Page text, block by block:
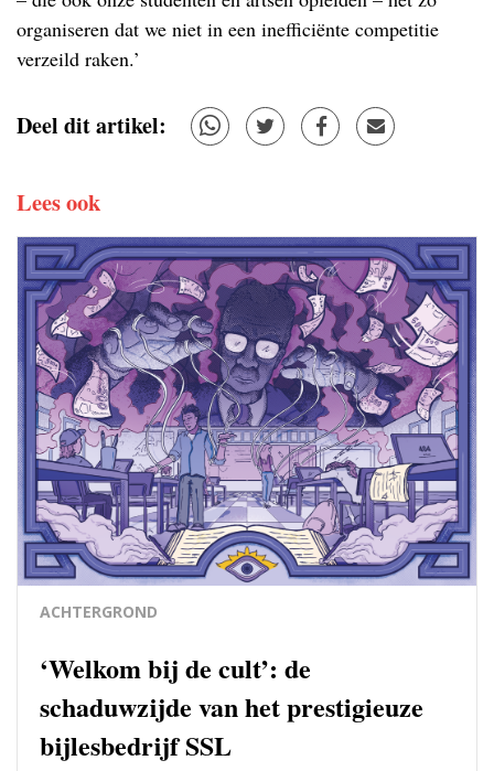
organiseren dat we niet in een inefficiënte competitie
verzeild raken.’
Deel dit artikel:
Lees ook
ACHTERGROND
‘Welkom bij de cult’: de
schaduwzijde van het prestigieuze
bijlesbedrijf SSL